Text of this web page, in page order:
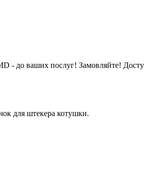
- до ваших послуг! Замовляйте!
для штекера котушки.